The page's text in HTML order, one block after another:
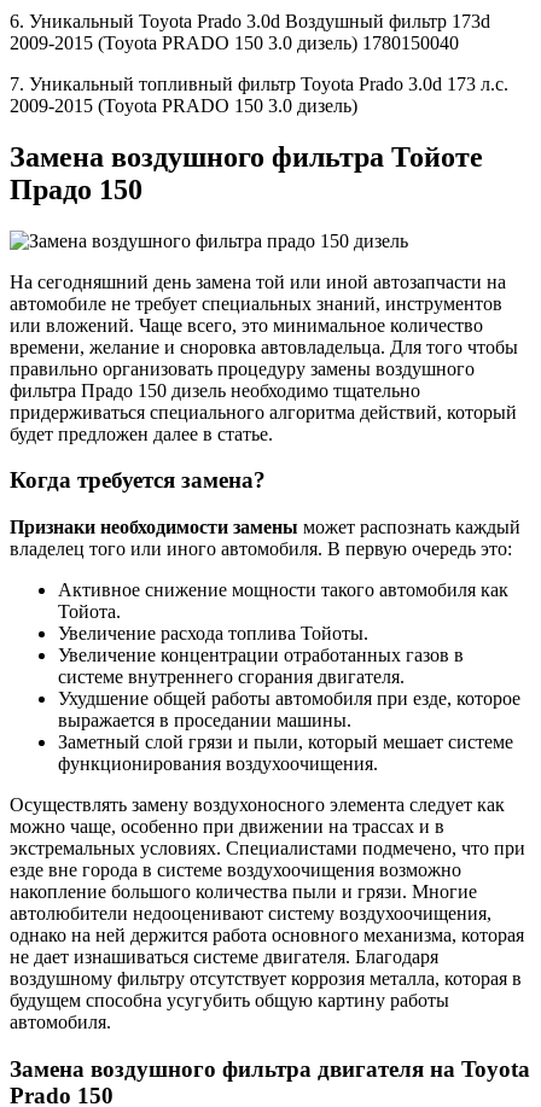
6. Уникальный Toyota Prado 3.0d Воздушный фильтр 173d
2009-2015 (Toyota PRADO 150 3.0 дизель) 1780150040
7. Уникальный топливный фильтр Toyota Prado 3.0d 173 л.с.
2009-2015 (Toyota PRADO 150 3.0 дизель)
Замена воздушного фильтра Тойоте
Прадо 150
На сегодняшний день замена той или иной автозапчасти на
автомобиле не требует специальных знаний, инструментов
или вложений. Чаще всего, это минимальное количество
времени, желание и сноровка автовладельца. Для того чтобы
правильно организовать процедуру замены воздушного
фильтра Прадо 150 дизель необходимо тщательно
придерживаться специального алгоритма действий, который
будет предложен далее в статье.
Когда требуется замена?
Признаки необходимости замены может распознать каждый
владелец того или иного автомобиля. В первую очередь это:
Активное снижение мощности такого автомобиля как
Тойота.
Увеличение расхода топлива Тойоты.
Увеличение концентрации отработанных газов в
системе внутреннего сгорания двигателя.
Ухудшение общей работы автомобиля при езде, которое
выражается в проседании машины.
Заметный слой грязи и пыли, который мешает системе
функционирования воздухоочищения.
Осуществлять замену воздухоносного элемента следует как
можно чаще, особенно при движении на трассах и в
экстремальных условиях. Специалистами подмечено, что при
езде вне города в системе воздухоочищения возможно
накопление большого количества пыли и грязи. Многие
автолюбители недооценивают систему воздухоочищения,
однако на ней держится работа основного механизма, которая
не дает изнашиваться системе двигателя. Благодаря
воздушному фильтру отсутствует коррозия металла, которая в
будущем способна усугубить общую картину работы
автомобиля.
Замена воздушного фильтра двигателя на Toyota
Prado 150